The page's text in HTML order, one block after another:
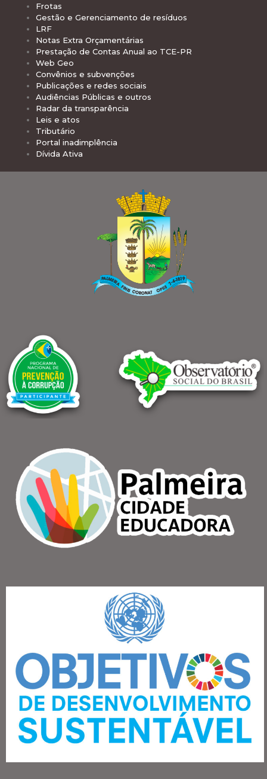
Frotas
Gestão e Gerenciamento de resíduos
LRF
Notas Extra Orçamentárias
Prestação de Contas Anual ao TCE-PR
Web Geo
Convênios e subvenções
Publicações e redes sociais
Audiências Públicas e outros
Radar da transparência
Leis e atos
Tributário
Portal inadimplência
Dívida Ativa